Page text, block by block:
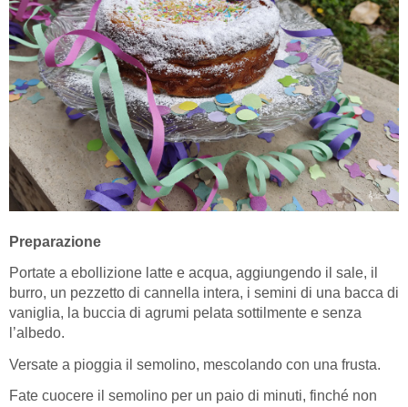
Preparazione
Portate a ebollizione latte e acqua, aggiungendo il sale, il
burro, un pezzetto di cannella intera, i semini di una bacca di
vaniglia, la buccia di agrumi pelata sottilmente e senza
l’albedo.
Versate a pioggia il semolino, mescolando con una frusta.
Fate cuocere il semolino per un paio di minuti, finché non